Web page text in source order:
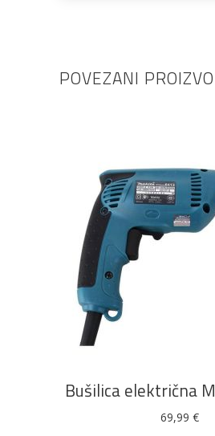
POVEZANI
Bušilica električna
69,99 €